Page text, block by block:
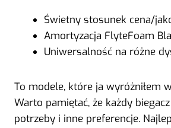
Świetny stosunek cena/
Amortyzacja FlyteFoam
Uniwersalność na różne
To modele, które ja wyróżniłem
Warto pamiętać, że każdy
potrzeby i inne preferencje.